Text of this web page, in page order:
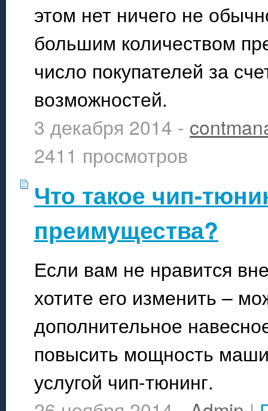
этом нет ничего не
большим количеством
число покупателей за
возможностей.
3 декабря 2014 -
2411 просмотров
Что такое чип-
преимущества?
Если вам не нравится
хотите его изменить –
дополнительное
повысить мощность
услугой чип-тюнинг.